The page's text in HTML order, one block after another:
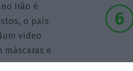
Irão é
o país
vídeo
e
– o